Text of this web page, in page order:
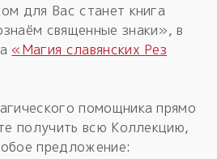
для Вас станет книга
священные знаки», в
«Магия славянских Рез
помощника прямо
получить всю Коллекцию,
предложение: